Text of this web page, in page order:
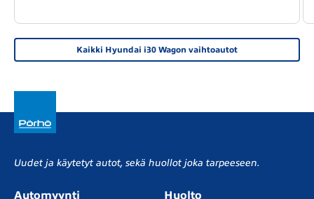
Kaikki Hyundai i30 Wagon vaihtoautot
Uudet ja käytetyt autot, sekä huollot joka tarpeeseen.
Automyynti Huolto